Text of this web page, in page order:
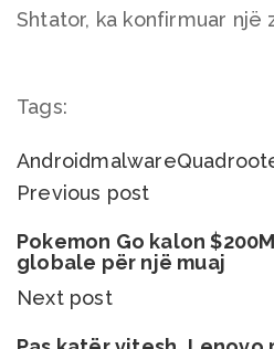
Shtator, ka konfirmuar një
Tags:
Androidmalware
Previous post
Pokemon Go kalon
globale për një muaj
Next post